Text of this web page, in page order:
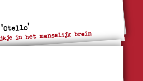
'Otello'in het menselijk brein